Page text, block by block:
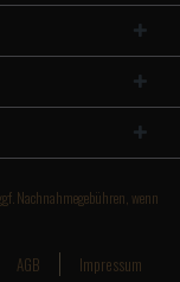
Nachnahmegebühren, wenn
AGB
Impressum